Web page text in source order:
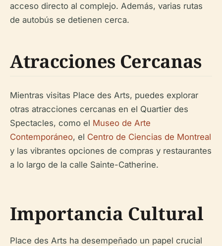
acceso directo al complejo. Además, varias rutas
de autobús se detienen cerca.
Atracciones Cercanas
Mientras visitas Place des Arts, puedes explorar
otras atracciones cercanas en el Quartier des
Spectacles, como el Museo de Arte
Contemporáneo, el Centro de Ciencias de Montreal
y las vibrantes opciones de compras y restaurantes
a lo largo de la calle Sainte-Catherine.
Importancia Cultural
Place des Arts ha desempeñado un papel crucial